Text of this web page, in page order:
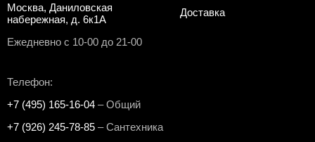
Москва, Даниловская
набережная, д. 6к1А
Ежедневно с 10-00 до 21-00
Телефон:
+7 (495) 165-16-04 – Общий
+7 (926) 245-78-85 – Сантехника
Доставка